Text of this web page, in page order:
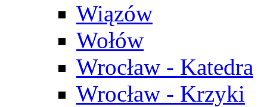
Wiązów
Wołów
Wrocław - Katedra
Wrocław - Krzyki